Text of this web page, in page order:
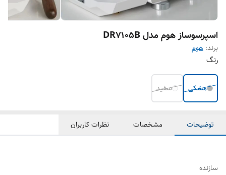
اسپرسوساز هوم مدل DR7105B
برند: هوم
رنگ
مشکی سفید
توضیحات مشخصات نظرات کاربران
سازنده